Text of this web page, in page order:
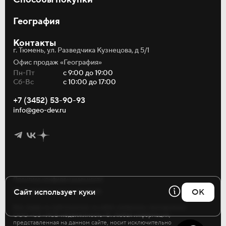
Студии
Двухкомнатные
Трёхкомнатные
Кладовые
Паркинг
Рассрочка
Трейд-ин
География
Акции и новости
Статьи
Тендеры
Риелторам
Контакты
Инфо
Безопасность
Контакты
г. Тюмень, ул. Разведчика Кузнецова, д 5/1
Офис продаж «География»
Пн-Пт
с 9:00 до 19:00
Сб-Вс
с 10:00 до 17:00
+7 (3452) 53-90-93
info@geo-dev.ru
Пользовательское соглашение
ООО «СЗ «ИСБ-недвижимость»©. Любая информация,
представленная на данном сайте, носит исключительно
Сайт использует куки OK
Используя сайт география.рф, Вы соглашаетесь
с использованием файлов cookie, которые указаны